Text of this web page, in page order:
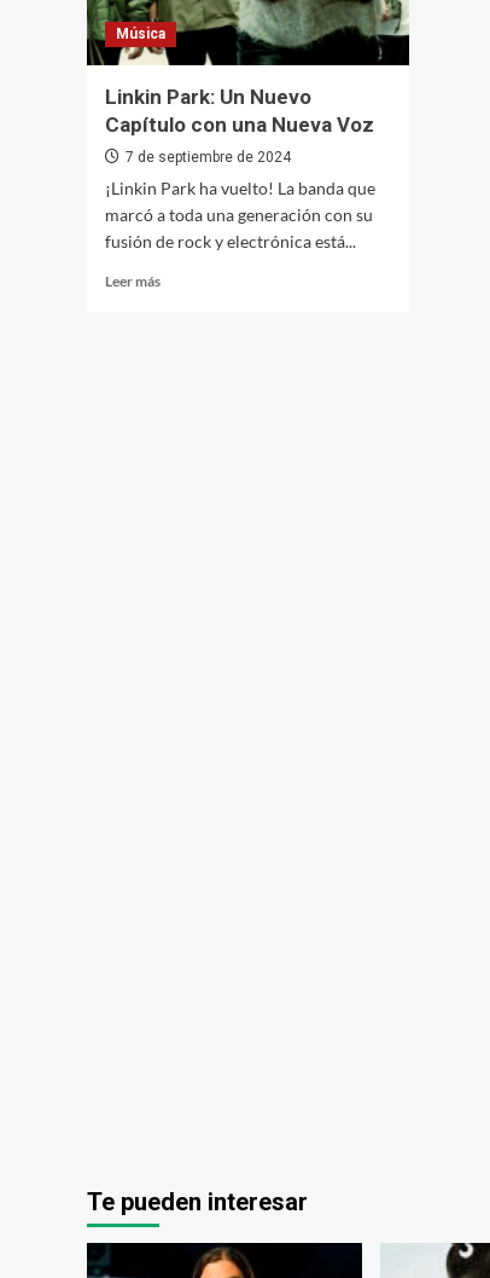
Música
Linkin Park: Un Nuevo
Capítulo con una Nueva Voz
7 de septiembre de 2024
¡Linkin Park ha vuelto! La banda que
marcó a toda una generación con su
fusión de rock y electrónica está...
Leer másLeer
Te pueden interesar